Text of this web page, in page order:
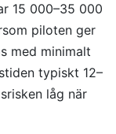
15 000–35 000
piloten ger
med minimalt
typiskt 12–
låg när